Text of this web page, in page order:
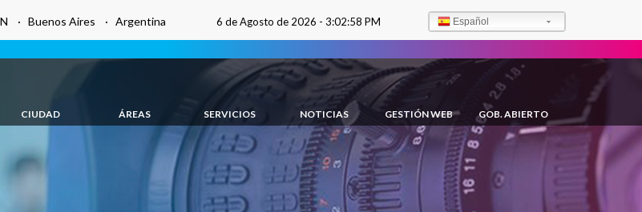
· Buenos Aires · Argentina 6 de Agosto de 2026 -3:03:00 PM Español
CIUDAD ÁREAS SERVICIOS NOTICIAS GESTIÓN WEB GOB. ABIERTO